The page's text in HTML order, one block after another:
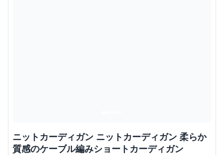
ニットカーディガン ニットカーディガン 柔らか
質感のケーブル編みショートカーディガン